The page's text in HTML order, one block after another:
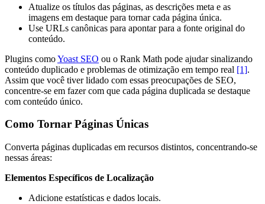
Atualize os títulos das páginas, as descrições meta e as
imagens em destaque para tornar cada página única.
Use URLs canônicas para apontar para a fonte original do
conteúdo.
Plugins comoYoast SEO ou o Rank Math pode ajudar sinalizando
conteúdo duplicado e problemas de otimização em tempo real [1].
Assim que você tiver lidado com essas preocupações de SEO,
concentre-se em fazer com que cada página duplicada se destaque
com conteúdo único.
Como Tornar Páginas Únicas
Converta páginas duplicadas em recursos distintos, concentrando-se
nessas áreas:
Elementos Específicos de Localização
Adicione estatísticas e dados locais.